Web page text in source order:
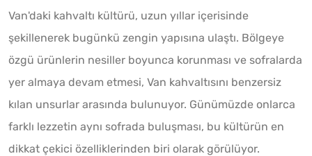
Van'daki kahvaltı kültürü, uzun yıllar içerisinde
şekillenerek bugünkü zengin yapısına ulaştı. Bölgeye
özgü ürünlerin nesiller boyunca korunması ve sofralarda
yer almaya devam etmesi, Van kahvaltısını benzersiz
kılan unsurlar arasında bulunuyor. Günümüzde onlarca
farklı lezzetin aynı sofrada buluşması, bu kültürün en
dikkat çekici özelliklerinden biri olarak görülüyor.